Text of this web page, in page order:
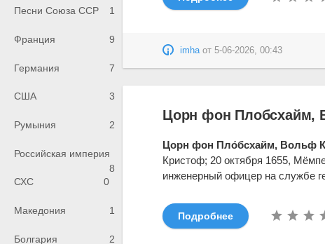
Песни Союза ССР 1
Франция 9
Германия 7
США 3
Румыния 2
Российская империя
8
СХС
0
Македония 1
Болгария 2
imhaот5-06-2026, 00:43
Цорн фон Плобсхайм,
Цорн фон Пло́бсхайм, Вольф
Кристоф; 20 октября 1655,
инженерный офицер на службе
Подробнее